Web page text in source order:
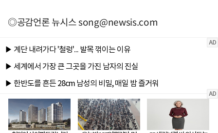
◎공감언론 뉴시스song@newsis.com